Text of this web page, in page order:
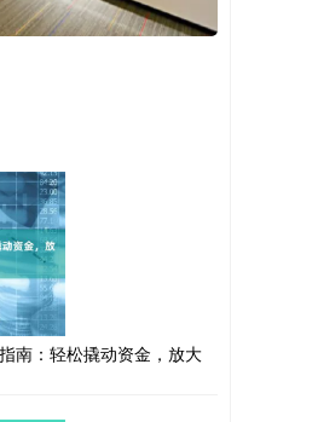
南：轻松撬动资金，放大